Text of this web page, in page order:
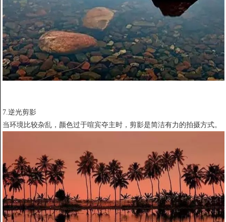
7.逆光剪影
当环境比较杂乱，颜色过于喧宾夺主时，剪影是简洁有力的拍摄方式。